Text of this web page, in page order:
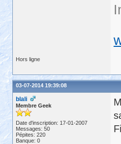
Hors ligne
03-07-2014 19:39:08
blali
Membre Geek
Date d'inscription: 17-01-2007
Messages: 50
Pépites: 220
Banque: 0